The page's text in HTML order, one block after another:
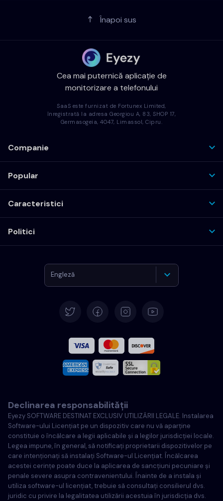
Înapoi sus
Cea mai puternică aplicație de
monitorizare a telefonului
SaaS este furnizat de Fortunex Limited,
înregistrată la adresa Georgiou A, 83, SHOP 17,
Germasogeia, 4047, Limassol, Cipru.
Companie
Popular
Caracteristici
Politici
Engleză
Français
Italiană
Portugheză
Türkçe
Poloneză
Declinarea responsabilității
Eyezy SOFTWARE DESTINAT EXCLUSIV UTILIZĂRII LEGALE. Instalarea
Software-ului Licențiat pe un dispozitiv care nu vă aparține
constituie o încălcare a legii aplicabile și a legilor jurisdicției locale.
Legea impune, în general, să notificați proprietarii dispozitivelor pe
care intenționați să instalați Software-ul Licențiat. Încălcarea
acestei cerințe poate duce la aplicarea de sancțiuni pecuniare și
penale severe asupra contravenientului. Înainte de a instala și
utiliza software-ul licențiat, trebuie să consultați consilierul dvs.
juridic cu privire la legalitatea utilizării acestuia în jurisdicția dvs.